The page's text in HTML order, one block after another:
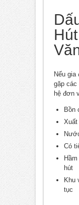
Nếu gia
gặp các
hệ đơn
Bồn
Xuất
Có
hút
Khu
tục